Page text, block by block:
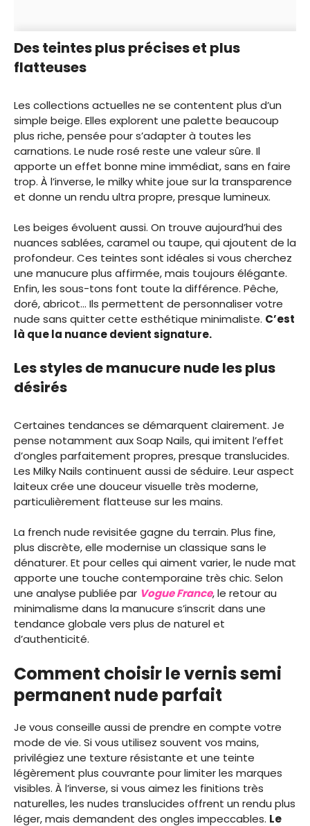
Des teintes plus précises et plus
flatteuses
Les collections actuelles ne se contentent plus d’un
simple beige. Elles explorent une palette beaucoup
plus riche, pensée pour s’adapter à toutes les
carnations. Le nude rosé reste une valeur sûre. Il
apporte un effet bonne mine immédiat, sans en faire
trop. À l’inverse, le milky white joue sur la transparence
et donne un rendu ultra propre, presque lumineux.
Les beiges évoluent aussi. On trouve aujourd’hui des
nuances sablées, caramel ou taupe, qui ajoutent de la
profondeur. Ces teintes sont idéales si vous cherchez
une manucure plus affirmée, mais toujours élégante.
Enfin, les sous-tons font toute la différence. Pêche,
doré, abricot… Ils permettent de personnaliser votre
nude sans quitter cette esthétique minimaliste. C’est
là que la nuance devient signature.
Les styles de manucure nude les plus
désirés
Certaines tendances se démarquent clairement. Je
pense notamment aux Soap Nails, qui imitent l’effet
d’ongles parfaitement propres, presque translucides.
Les Milky Nails continuent aussi de séduire. Leur aspect
laiteux crée une douceur visuelle très moderne,
particulièrement flatteuse sur les mains.
La french nude revisitée gagne du terrain. Plus fine,
plus discrète, elle modernise un classique sans le
dénaturer. Et pour celles qui aiment varier, le nude mat
apporte une touche contemporaine très chic. Selon
une analyse publiée par Vogue France, le retour au
minimalisme dans la manucure s’inscrit dans une
tendance globale vers plus de naturel et
d’authenticité.
Comment choisir le vernis semi
permanent nude parfait
Je vous conseille aussi de prendre en compte votre
mode de vie. Si vous utilisez souvent vos mains,
privilégiez une texture résistante et une teinte
légèrement plus couvrante pour limiter les marques
visibles. À l’inverse, si vous aimez les finitions très
naturelles, les nudes translucides offrent un rendu plus
léger, mais demandent des ongles impeccables. Le